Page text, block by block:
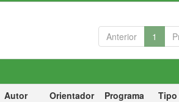
Anterior 1
Autor Orientador Programa
Tipo